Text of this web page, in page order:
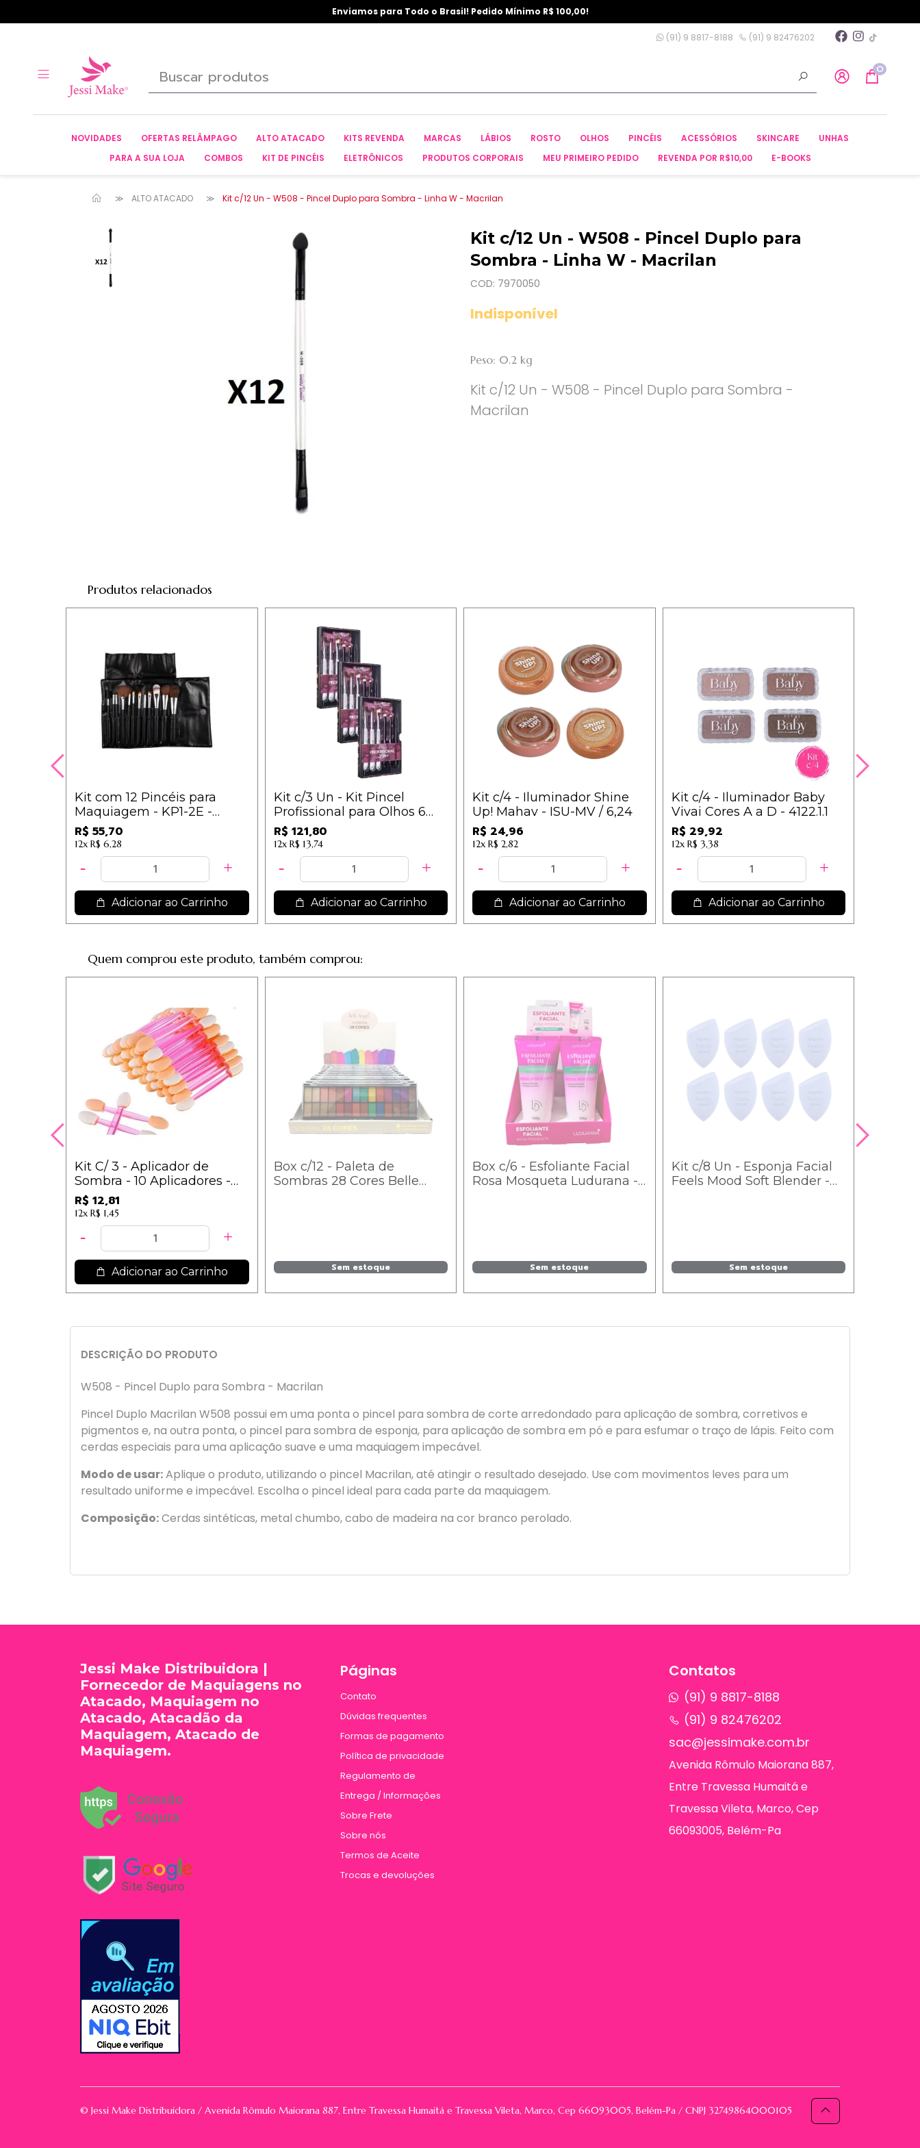
Enviamos para Todo o Brasil! Pedido Mínimo R$ 100,00!
(91) 9 8817-8188 (91) 9 82476202
0
NOVIDADES OFERTAS RELÂMPAGO ALTO ATACADO KITS REVENDA MARCAS LÁBIOS ROSTO OLHOS PINCÉIS ACESSÓRIOS SKINCARE
UNHAS
PARA A SUA LOJA
COMBOS KIT DE PINCÉIS ELETRÔNICOS PRODUTOS CORPORAIS MEU PRIMEIRO PEDIDO REVENDA POR R$10,00 E-BOOKS
ALTO ATACADO Kit c/12 Un - W508 - Pincel Duplo para Sombra - Linha W - Macrilan
Kit c/12 Un - W508 - Pincel Duplo para
Sombra - Linha W - Macrilan
COD: 7970050
Indisponível
Peso: 0.2 kg
Kit c/12 Un - W508 - Pincel Duplo para Sombra -
Macrilan
Produtos relacionados
Kit com 12 Pincéis para
Maquiagem - KP1-2E -
Macrilan
R$ 55,70
12x R$ 6,28
Adicionar ao Carrinho
Kit c/3 Un - Kit Pincel
Profissional para Olhos 6
Peças - WB300 / 40,60
R$ 121,80
12x R$ 13,74
Adicionar ao Carrinho
Kit c/4 - Iluminador Shine
Up! Mahav - ISU-MV / 6,24
R$ 24,96
12x R$ 2,82
Adicionar ao Carrinho
Kit c/4 - Iluminador Baby
Vivai Cores A a D - 4122.1.1
R$ 29,92
12x R$ 3,38
Adicionar ao Carrinho
Quem comprou este produto, também comprou:
Kit C/ 3 - Aplicador de
Sombra - 10 Aplicadores -
IM / 4,27
R$ 12,81
12x R$ 1,45
Adicionar ao Carrinho
Box c/12 - Paleta de
Sombras 28 Cores Belle
Sem estoque
Box c/6 - Esfoliante Facial
Rosa Mosqueta Ludurana -
Sem estoque
Kit c/8 Un - Esponja Facial
Feels Mood Soft Blender -
Sem estoque
DESCRIÇÃO DO PRODUTO
W508 - Pincel Duplo para Sombra - Macrilan
Pincel Duplo Macrilan W508 possui em uma ponta o pincel para sombra de corte arredondado para aplicação de sombra, corretivos e
pigmentos e, na outra ponta, o pincel para sombra de esponja, para aplicação de sombra em pó e para esfumar o traço de lápis. Feito com
cerdas especiais para uma aplicação suave e uma maquiagem impecável.
Modo de usar:Aplique o produto, utilizando o pincel Macrilan, até atingir o resultado desejado. Use com movimentos leves para um
resultado uniforme e impecável. Escolha o pincel ideal para cada parte da maquiagem.
Composição:Cerdas sintéticas, metal chumbo, cabo de madeira na cor branco perolado.
Contatos
(91) 9 8817-8188
(91) 9 82476202
sac@jessimake.com.br
Avenida Rômulo Maiorana 887,
Entre Travessa Humaitá e
Travessa Vileta, Marco, Cep
66093005, Belém-Pa
Páginas
Contato
Dúvidas frequentes
Formas de pagamento
Política de privacidade
Regulamento de
Entrega / Informações
Sobre Frete
Sobre nós
Termos de Aceite
Trocas e devoluções
Jessi Make Distribuidora |
Fornecedor de Maquiagens no
Atacado, Maquiagem no
Atacado, Atacadão da
Maquiagem, Atacado de
Maquiagem.
© Jessi Make Distribuidora / Avenida Rômulo Maiorana 887, Entre Travessa Humaitá e Travessa Vileta, Marco, Cep 66093005, Belém-Pa / CNPJ 32749864000105